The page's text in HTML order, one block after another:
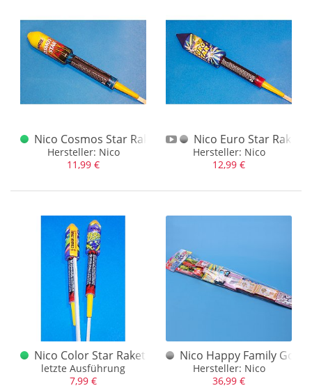
Zündwarenwerk Köpenick
Nico Cosmos Star Rakete
Hersteller: Nico
11,99 €
Nico Euro Star Rakete
Hersteller: Nico
12,99 €
Nico Color Star Rakete letzte Ausführung
letzte Ausführung
7,99 €
Nico Happy Family
Hersteller: Nico
36,99 €